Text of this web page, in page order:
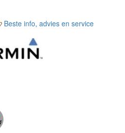
Beste info, advies en service